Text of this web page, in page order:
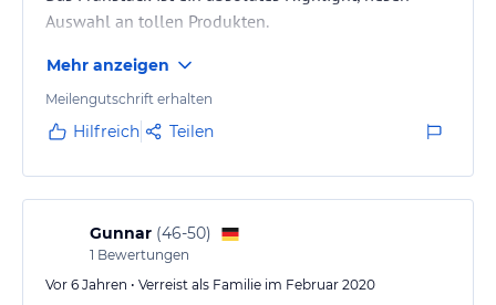
Auswahl an tollen Produkten.
Mehr anzeigen
Meilengutschrift erhalten
Hilfreich Teilen
Gunnar (46-50)
1 Bewertungen
Vor 6 Jahren • Verreist als Familie im Februar 2020